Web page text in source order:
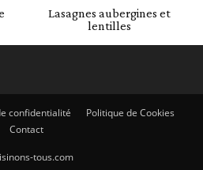
Lasagnes aubergines et
lentilles
confidentialité
Politique de Cookies
Contact
tous.com